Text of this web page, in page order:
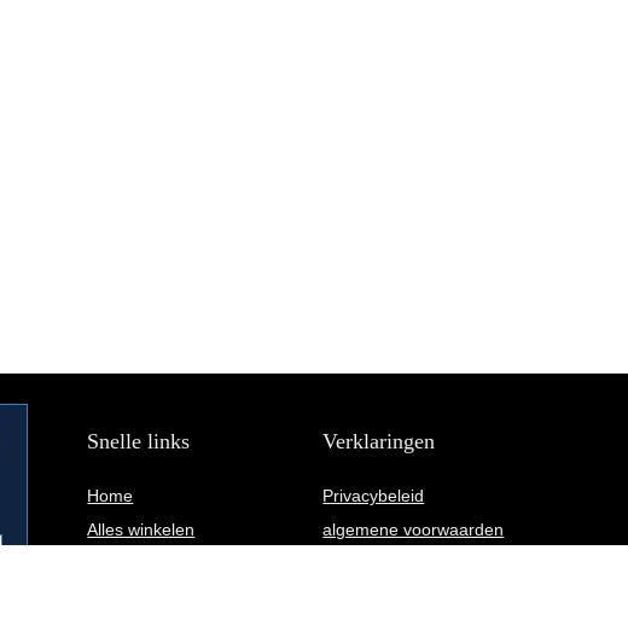
Snelle links
Home
Alles winkelen
Verklaringen
Privacybeleid
algemene voorwaarden